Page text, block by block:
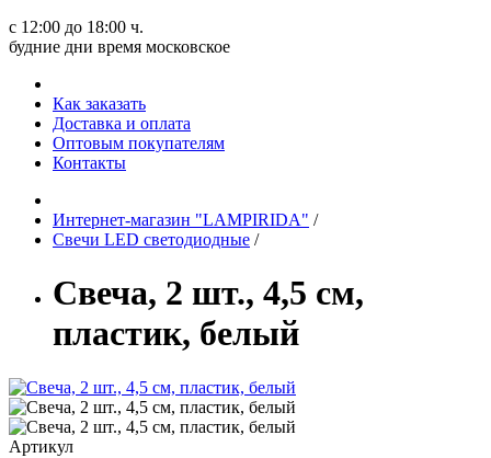
с 12:00 до 18:00 ч.
будние дни время московское
Как заказать
Доставка и оплата
Оптовым покупателям
Контакты
Интернет-магазин "LAMPIRIDA" /
Свечи LED светодиодные /
Свеча, 2 шт., 4,5 см,
пластик, белый
Артикул